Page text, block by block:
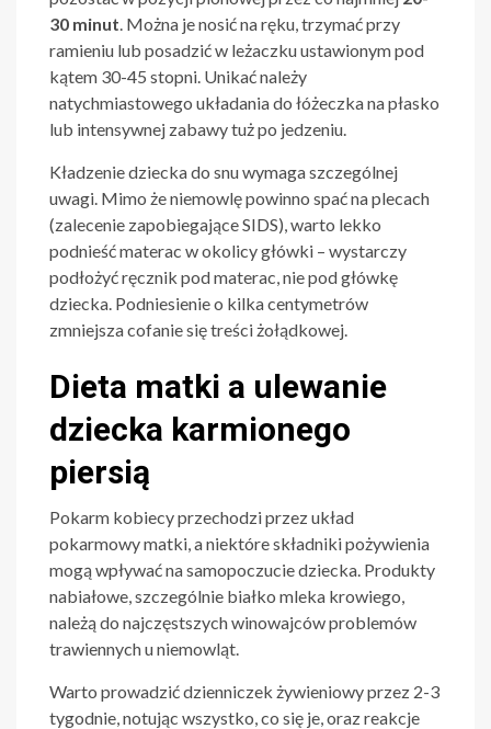
30 minut. Można je nosić na ręku, trzymać przy
ramieniu lub posadzić w leżaczku ustawionym pod
kątem 30-45 stopni. Unikać należy
natychmiastowego układania do łóżeczka na płasko
lub intensywnej zabawy tuż po jedzeniu.
Kładzenie dziecka do snu wymaga szczególnej
uwagi. Mimo że niemowlę powinno spać na plecach
(zalecenie zapobiegające SIDS), warto lekko
podnieść materac w okolicy główki – wystarczy
podłożyć ręcznik pod materac, nie pod główkę
dziecka. Podniesienie o kilka centymetrów
zmniejsza cofanie się treści żołądkowej.
Dieta matki a ulewanie
dziecka karmionego
piersią
Pokarm kobiecy przechodzi przez układ
pokarmowy matki, a niektóre składniki pożywienia
mogą wpływać na samopoczucie dziecka. Produkty
nabiałowe, szczególnie białko mleka krowiego,
należą do najczęstszych winowajców problemów
trawiennych u niemowląt.
Warto prowadzić dzienniczek żywieniowy przez 2-3
tygodnie, notując wszystko, co się je, oraz reakcje